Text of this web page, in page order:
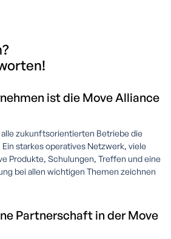
ist die Move Alliance
zukunftsorientierten Betriebe die
starkes operatives Netzwerk, viele
Produkte, Schulungen, Treffen und eine
bei allen wichtigen Themen zeichnen
Partnerschaft in der Move